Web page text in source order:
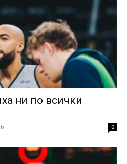
ни по всички
0